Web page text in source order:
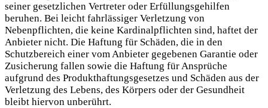
seiner gesetzlichen Vertreter oder Erfüllungsgehilfen
beruhen. Bei leicht fahrlässiger Verletzung von
Nebenpflichten, die keine Kardinalpflichten sind, haftet der
Anbieter nicht. Die Haftung für Schäden, die in den
Schutzbereich einer vom Anbieter gegebenen Garantie oder
Zusicherung fallen sowie die Haftung für Ansprüche
aufgrund des Produkthaftungsgesetzes und Schäden aus der
Verletzung des Lebens, des Körpers oder der Gesundheit
bleibt hiervon unberührt.